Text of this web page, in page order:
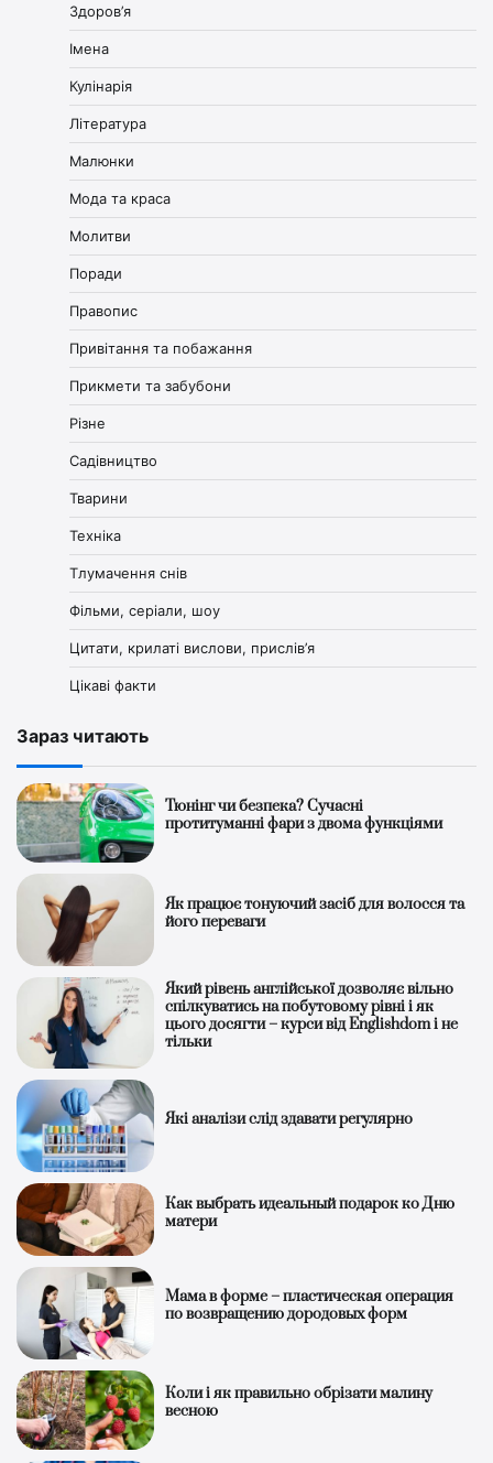
Здоров’я
Імена
Кулінарія
Література
Малюнки
Мода та краса
Молитви
Поради
Правопис
Привітання та побажання
Прикмети та забубони
Різне
Садівництво
Тварини
Техніка
Тлумачення снів
Фільми, серіали, шоу
Цитати, крилаті вислови, прислів’я
Цікаві факти
Зараз читають
Тюнінг чи безпека? Сучасні
протитуманні фари з двома функціями
Як працює тонуючий засіб для волосся та
його переваги
Який рівень англійської дозволяє вільно
спілкуватись на побутовому рівні і як
цього досягти – курси від Englishdom і не
тільки
Які аналізи слід здавати регулярно
Как выбрать идеальный подарок ко Дню
матери
Мама в форме – пластическая операция
по возвращению дородовых форм
Коли і як правильно обрізати малину
весною